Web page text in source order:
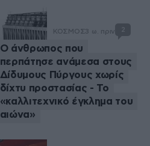
ΚΟΣΜΟΣ3 ω. πριν 2
Ο άνθρωπος που
περπάτησε ανάμεσα στους
Δίδυμους Πύργους χωρίς
δίχτυ προστασίας - Το
«καλλιτεχνικό έγκλημα του
αιώνα»